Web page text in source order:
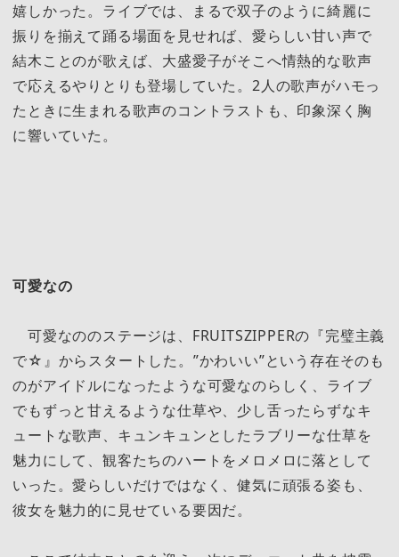
嬉しかった。ライブでは、まるで双子のように綺麗に
振りを揃えて踊る場面を見せれば、愛らしい甘い声で
結木ことのが歌えば、大盛愛子がそこへ情熱的な歌声
で応えるやりとりも登場していた。2人の歌声がハモっ
たときに生まれる歌声のコントラストも、印象深く胸
に響いていた。
可愛なの
可愛なののステージは、FRUITSZIPPERの『完璧主義
で☆』からスタートした。”かわいい”という存在そのも
のがアイドルになったような可愛なのらしく、ライブ
でもずっと甘えるような仕草や、少し舌ったらずなキ
ュートな歌声、キュンキュンとしたラブリーな仕草を
魅力にして、観客たちのハートをメロメロに落として
いった。愛らしいだけではなく、健気に頑張る姿も、
彼女を魅力的に見せている要因だ。